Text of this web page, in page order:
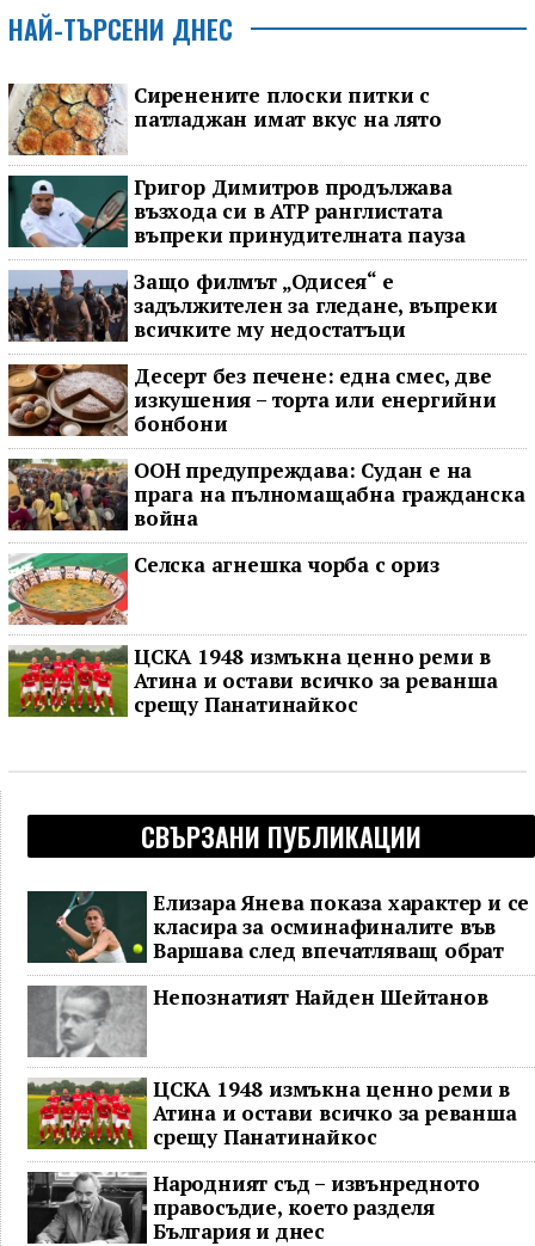
НАЙ-ТЪРСЕНИ ДНЕС
Сиренените плоски питки с
патладжан имат вкус на лято
Григор Димитров продължава
възхода си в ATP ранглистата
въпреки принудителната пауза
Защо филмът „Одисея“ е
задължителен за гледане, въпреки
всичките му недостатъци
Десерт без печене: една смес, две
изкушения – торта или енергийни
бонбони
ООН предупреждава: Судан е на
прага на пълномащабна гражданска
война
Селска агнешка чорба с ориз
ЦСКА 1948 измъкна ценно реми в
Атина и остави всичко за реванша
срещу Панатинайкос
СВЪРЗАНИ ПУБЛИКАЦИИ
Елизара Янева показа характер и се
класира за осминафиналите във
Варшава след впечатляващ обрат
Непознатият Найден Шейтанов
ЦСКА 1948 измъкна ценно реми в
Атина и остави всичко за реванша
срещу Панатинайкос
Народният съд – извънредното
правосъдие, което разделя
България и днес